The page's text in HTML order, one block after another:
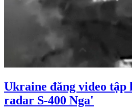
Ukraine đăng video tập
radar S-400 Nga'